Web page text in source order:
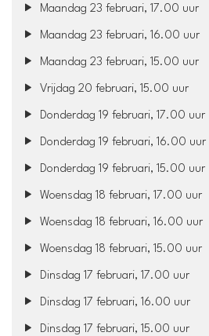
Maandag 23 februari, 17.00 uur
Maandag 23 februari, 16.00 uur
Maandag 23 februari, 15.00 uur
Vrijdag 20 februari, 15.00 uur
Donderdag 19 februari, 17.00 uur
Donderdag 19 februari, 16.00 uur
Donderdag 19 februari, 15.00 uur
Woensdag 18 februari, 17.00 uur
Woensdag 18 februari, 16.00 uur
Woensdag 18 februari, 15.00 uur
Dinsdag 17 februari, 17.00 uur
Dinsdag 17 februari, 16.00 uur
Dinsdag 17 februari, 15.00 uur